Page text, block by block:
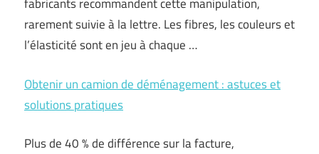
rarement suivie à la lettre. Les fibres, les couleurs et
l’élasticité sont en jeu à chaque …
Obtenir un camion de déménagement : astuces et
solutions pratiques
Plus de 40 % de différence sur la facture,